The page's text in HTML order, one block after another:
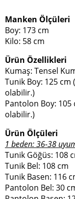
Manken Ölçüleri
Boy: 173 cm
Kilo: 58 cm
Ürün Özellikleri
Kumaş: Tensel
Tunik Boy: 125 cm
olabilir.)
Pantolon Boy: 105
olabilir.)
Ürün Ölçüleri
1 beden: 36-38
Tunik Göğüs: 108
Tunik Bel: 108 cm
Tunik Basen: 116
Pantolon Bel: 30